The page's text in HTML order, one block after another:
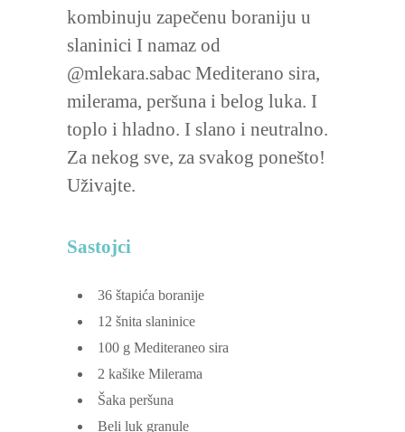
kombinuju zapečenu boraniju u
slaninici I namaz od
@mlekara.sabac Mediterano sira,
milerama, peršuna i belog luka. I
toplo i hladno. I slano i neutralno.
Za nekog sve, za svakog ponešto!
Uživajte.
Sastojci
36 štapića boranije
12 šnita slaninice
100 g Mediteraneo sira
2 kašike Milerama
Šaka peršuna
Beli luk granule